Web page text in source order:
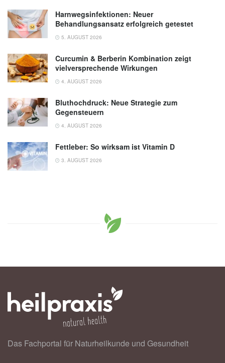
Harnwegsinfektionen: Neuer
Behandlungsansatz erfolgreich getestet
5. AUGUST 2026
Curcumin & Berberin Kombination zeigt
vielversprechende Wirkungen
4. AUGUST 2026
Bluthochdruck: Neue Strategie zum
Gegensteuern
4. AUGUST 2026
Fettleber: So wirksam ist Vitamin D
3. AUGUST 2026
Das Fachportal für Naturheilkunde und Gesundheit